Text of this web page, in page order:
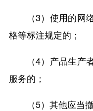
（3）使用的
格等标注规定的；
（4）产品生
服务的；
（5）其他应当